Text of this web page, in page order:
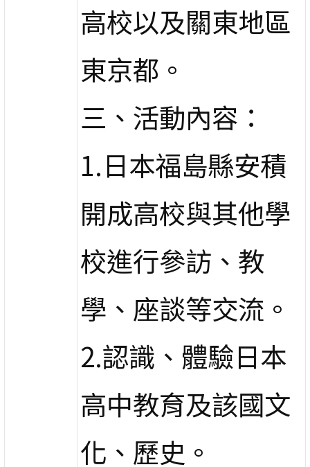
高校以及關東地區
東京都。
三、活動內容：
1.日本福島縣安積
開成高校與其他學
校進行參訪、教
學、座談等交流。
2.認識、體驗日本
高中教育及該國文
化、歷史。